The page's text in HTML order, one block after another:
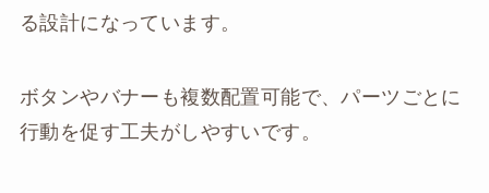
る設計になっています。
ボタンやバナーも複数配置可能で、パーツごとに
行動を促す工夫がしやすいです。